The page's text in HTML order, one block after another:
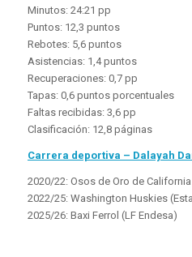
Minutos: 24:21 pp
Puntos: 12,3 puntos
Rebotes: 5,6 puntos
Asistencias: 1,4 puntos
Recuperaciones: 0,7 pp
Tapas: 0,6 puntos porcentuales
Faltas recibidas: 3,6 pp
Clasificación: 12,8 páginas
Carrera deportiva – Dalayah
2020/22: Osos de Oro de
2022/25: Washington Huskies
2025/26: Baxi Ferrol (LF Endesa)